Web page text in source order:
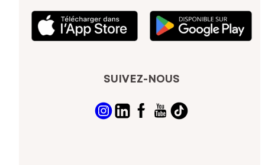
SUIVEZ-NOUS